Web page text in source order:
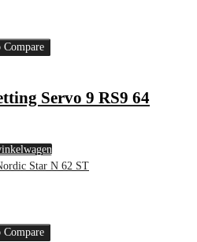
Compare
Servo 9 RS9 64
Compare